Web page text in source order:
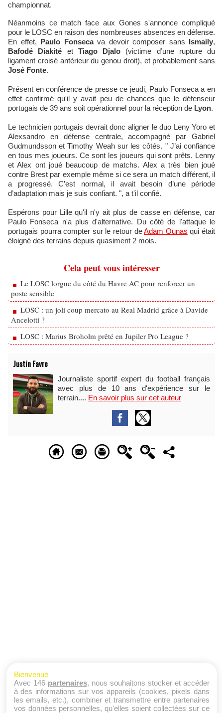
championnat.
Néanmoins ce match face aux Gones s'annonce compliqué
pour le LOSC en raison des nombreuses absences en défense.
En effet, Paulo Fonsecava devoir composer sans Ismaily,
Bafodé Diakité et Tiago Djalo (victime d’une rupture du
ligament croisé antérieur du genou droit), et probablement sans
José Fonte.
Présent en conférence de presse ce jeudi, Paulo Fonseca a en
effet confirmé qu'il y avait peu de chances que le défenseur
portugais de 39 ans soit opérationnel pour la réception de Lyon.
Le technicien portugais devrait donc aligner le duo Leny Yoro et
Alexsandro en défense centrale, accompagné par Gabriel
Gudmundsson et Timothy Weah sur les côtés. " J’ai confiance
en tous mes joueurs. Ce sont les joueurs qui sont prêts. Lenny
et Alex ont joué beaucoup de matchs. Alex a très bien joué
contre Brest par exemple même si ce sera un match différent, il
a progressé. C’est normal, il avait besoin d’une période
d’adaptation mais je suis confiant. ", a t'il confié.
Espérons pour Lille qu'il n'y ait plus de casse en défense, car
Paulo Fonseca n'a plus d'alternative. Du côté de l'attaque le
portugais pourra compter sur le retour deAdam Ounas qui était
éloigné des terrains depuis quasiment 2 mois.
Cela peut vous intéresser
Le LOSC lorgne du côté du Havre AC pour renforcer un
poste sensible
LOSC : un joli coup mercato au Real Madrid grâce à Davide
Ancelotti ?
LOSC : Marius Broholm prêté en Jupiler Pro League ?
Justin Favre
Journaliste sportif expert du football français
avec plus de 10 ans d'expérience sur le
terrain.... En savoir plus sur cet auteur
Bienvenue
Avec 146 partenaires, nous souhaitons stocker et accéder
à des informations sur vos appareils (cookies, pixels dans
les emails, etc.), combiner et transmettre entre partenaires
vos données personnelles, qu'elles soient collectées sur ce